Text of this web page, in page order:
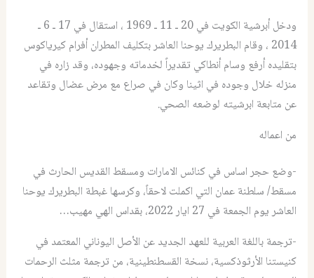
ودخل أبرشية الكويت في 20 ـ 11 ـ 1969 ، استقال في 17 ـ 6 ـ
2014 ، وقام البطريرك يوحنا العاشر بتكليف المطران أفرام كيرياكوس
بتقليده أرفع وسام أنطاكي تقديراً لخدماته وجهوده، وقد زاره في
منزله خلال وجوده في اثينا وكان في صراع مع مرض عضال وتقاعد
عن متابعة ابرشيته لوضعه الصحي.
من اعماله
-وضع حجر اساس في كنائس الامارات ومسقط القديس الحارث في
مسقط/ سلطنة عمان التي اكملت لاحقاً، وكرسها غبطة البطريرك يوحنا
العاشر يوم الجمعة في 27 ايار 2022، بقداس الهي مهيب…
-ترجمة باللغة العربية للعهد الجديد عن الأصل اليوناني المعتمد في
كنيستنا الأرثوذكسية، نسخة القسطنطينية، من ترجمة مثلث الرحمات